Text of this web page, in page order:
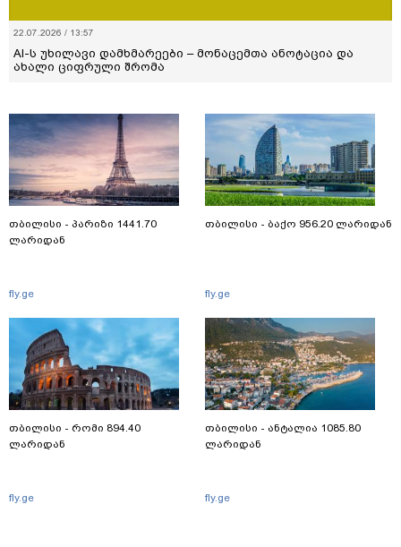
22.07.2026 / 13:57
AI-ს უხილავი დამხმარეები – მონაცემთა ანოტაცია და
ახალი ციფრული შრომა
თბილისი - პარიზი 1441.70
ლარიდან
fly.ge
თბილისი - რომი 894.40
ლარიდან
fly.ge
თბილისი - ბაქო 956.20 ლარიდან
fly.ge
თბილისი - ანტალია 1085.80
ლარიდან
fly.ge